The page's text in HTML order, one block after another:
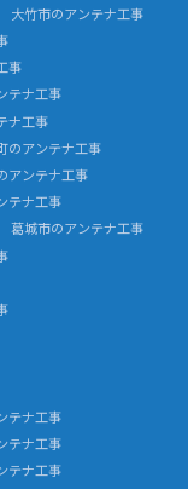
大竹市のアンテナ工事
事
テナ工事
ナ工事
のアンテナ工事
アンテナ工事
テナ工事
葛城市のアンテナ工事
テナ工事
テナ工事
テナ工事